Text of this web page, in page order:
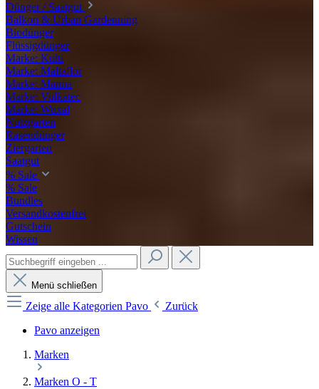
Dünger / Saatgut
Balkon & Urban Gardenning
Biodünger
Flüssigdünger
Marke: Kulti
Marke: Maltaflor
Marke: Manna
Marke: Vulkatec
Marke: Wuxal
Nutzgarten
Rasendünger
Ziergarten
Saatgut
% Sale
% Sale
Bundles
Versandkostenfrei
Gutschein
Wissen
Menü schließen
Zeige alle Kategorien Pavo
Zurück
Pavo anzeigen
Marken
Marken O - T